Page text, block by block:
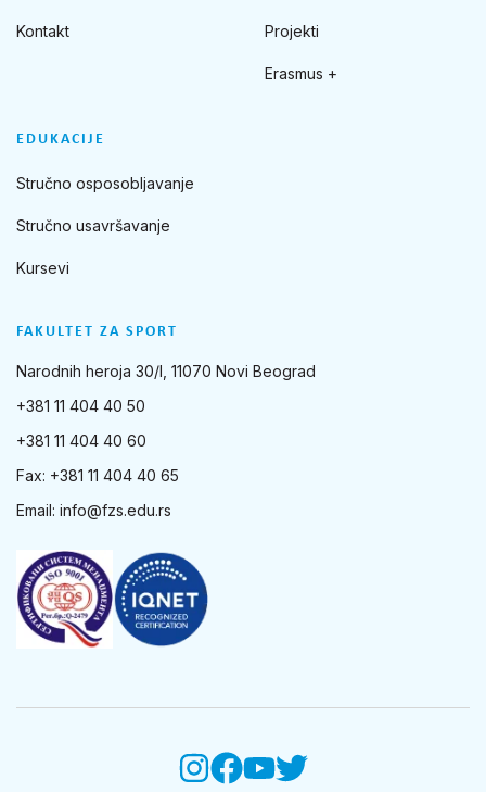
FAKULTET ZA SPORT
Narodnih heroja 30/I, 11070 Novi Beograd
+381 11 404 40 50
+381 11 404 40 60
Fax: +381 11 404 40 65
Email: info@fzs.edu.rs
Kontakt Projekti
Erasmus +
EDUKACIJE
Stručno osposobljavanje
Stručno usavršavanje
Kursevi